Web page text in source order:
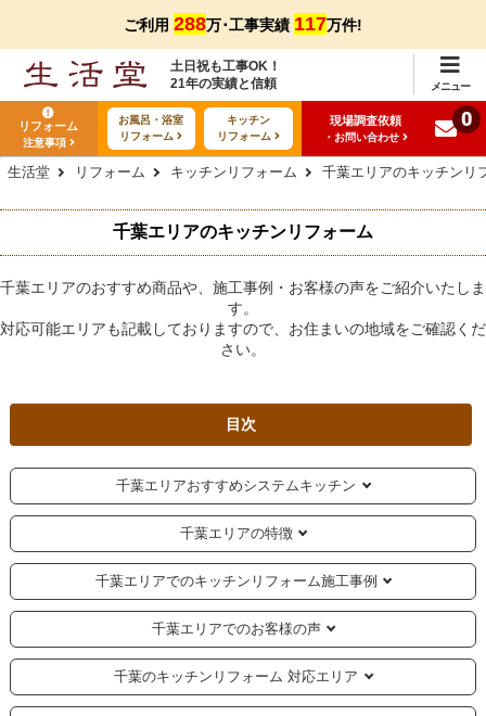
ご利用 288万･工事実績 117万件!
土日祝も工事OK！
21年の実績と信頼
メニュー
リフォーム
注意事項
お風呂・浴室
リフォーム
キッチン
リフォーム
現場調査依頼
・お問い合わせ
0
生活堂 リフォーム キッチンリフォーム 千葉エリアのキッチンリ
千葉エリアのキッチンリフォーム
千葉エリアのおすすめ商品や、施工事例・お客様の声をご紹介いたしま
す。
対応可能エリアも記載しておりますので、お住まいの地域をご確認くだ
さい。
目次
千葉エリアおすすめシステムキッチン
千葉エリアの特徴
千葉エリアでのキッチンリフォーム施工事例
千葉エリアでのお客様の声
千葉のキッチンリフォーム 対応エリア